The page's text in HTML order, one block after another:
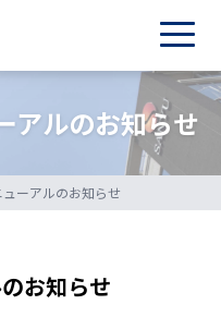
アルのお知らせ
ーアルのお知らせ
お知らせ